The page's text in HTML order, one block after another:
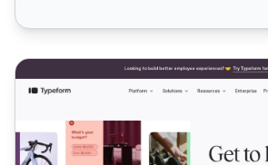
Affiliate program Typeform